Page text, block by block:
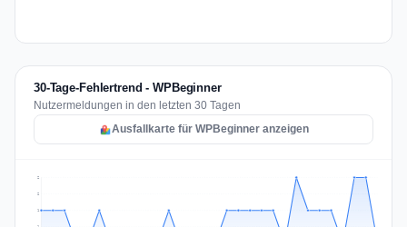
30-Tage-Fehlertrend - WPBeginner
Nutzermeldungen in den letzten 30 Tagen
Ausfallkarte für WPBeginner anzeigen
1
2
2